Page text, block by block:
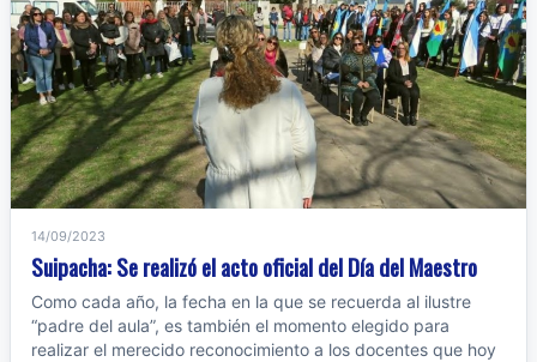
14/09/2023
Suipacha: Se realizó el acto oficial del Día del Maestro
Como cada año, la fecha en la que se recuerda al ilustre
“padre del aula”, es también el momento elegido para
realizar el merecido reconocimiento a los docentes que hoy